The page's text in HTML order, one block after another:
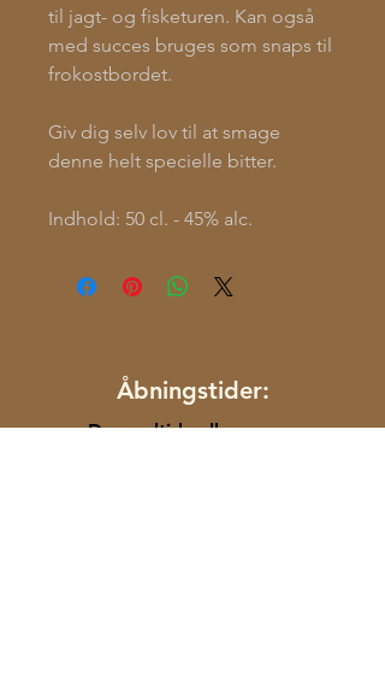
til jagt- og fisketuren. Kan også
med succes bruges som snaps til
frokostbordet.
Giv dig selv lov til at smage
denne helt specielle bitter.
Indhold: 50 cl. - 45% alc.
Åbningstider:
Du er altid velkommen.